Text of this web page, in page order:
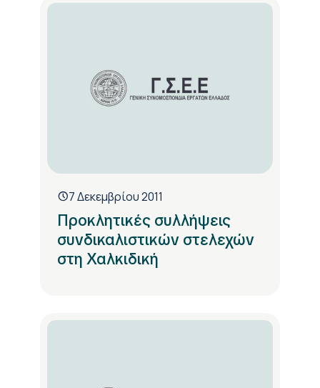
7 Δεκεμβρίου 2011
Προκλητικές συλλήψεις
συνδικαλιστικών στελεχών
στη Χαλκιδική